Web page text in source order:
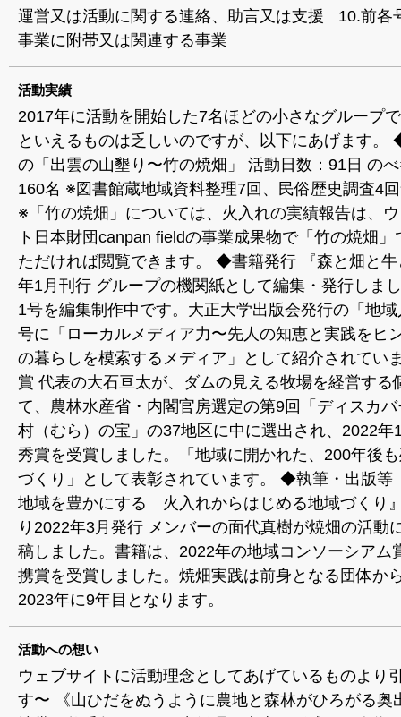
運営又は活動に関する連絡、助言又は支援 10.前各
事業に附帯又は関連する事業
活動実績
2017年に活動を開始した7名ほどの小さなグループ
といえるものは乏しいのですが、以下にあげます。
の「出雲の山墾り〜竹の焼畑」 活動日数：91日 の
160名 ※図書館蔵地域資料整理7回、民俗歴史調査4
※「竹の焼畑」については、火入れの実績報告は、
ト日本財団canpan fieldの事業成果物で「竹の焼畑」
ただければ閲覧できます。 ◆書籍発行 『森と畑と牛
年1月刊行 グループの機関紙として編集・発行しま
1号を編集制作中です。大正大学出版会発行の「地
号に「ローカルメディア力〜先人の知恵と実践をヒ
の暮らしを模索するメディア」として紹介されてい
賞 代表の大石亘太が、ダムの見える牧場を経営する
て、農林水産省・内閣官房選定の第9回「ディスカ
村（むら）の宝」の37地区に中に選出され、2022年
秀賞を受賞しました。「地域に開かれた、200年後
づくり」として表彰されています。 ◆執筆・出版等
地域を豊かにする 火入れからはじめる地域づくり
り2022年3月発行 メンバーの面代真樹が焼畑の活動
稿しました。書籍は、2022年の地域コンソーシアム
携賞を受賞しました。焼畑実践は前身となる団体か
2023年に9年目となります。
活動への想い
ウェブサイトに活動理念としてあげているものより
す〜 《山ひだをぬうように農地と森林がひろがる奥